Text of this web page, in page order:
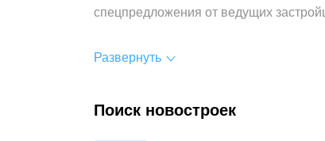
спецпредложения от ведущих
Развернуть
Поиск новостроек